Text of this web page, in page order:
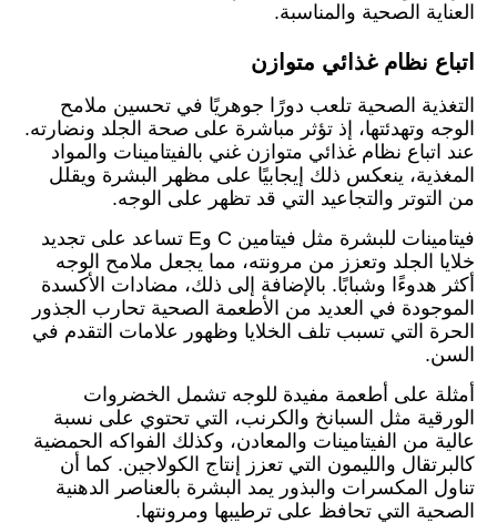
العناية الصحية والمناسبة.
اتباع نظام غذائي متوازن
التغذية الصحية تلعب دورًا جوهريًا في تحسين ملامح
الوجه وتهدئتها، إذ تؤثر مباشرة على صحة الجلد ونضارته.
عند اتباع نظام غذائي متوازن غني بالفيتامينات والمواد
المغذية، ينعكس ذلك إيجابيًا على مظهر البشرة ويقلل
من التوتر والتجاعيد التي قد تظهر على الوجه.
فيتامينات للبشرة مثل فيتامين C وE تساعد على تجديد
خلايا الجلد وتعزز من مرونته، مما يجعل ملامح الوجه
أكثر هدوءًا وشبابًا. بالإضافة إلى ذلك، مضادات الأكسدة
الموجودة في العديد من الأطعمة الصحية تحارب الجذور
الحرة التي تسبب تلف الخلايا وظهور علامات التقدم في
السن.
أمثلة على أطعمة مفيدة للوجه تشمل الخضروات
الورقية مثل السبانخ والكرنب، التي تحتوي على نسبة
عالية من الفيتامينات والمعادن، وكذلك الفواكه الحمضية
كالبرتقال والليمون التي تعزز إنتاج الكولاجين. كما أن
تناول المكسرات والبذور يمد البشرة بالعناصر الدهنية
الصحية التي تحافظ على ترطيبها ومرونتها.